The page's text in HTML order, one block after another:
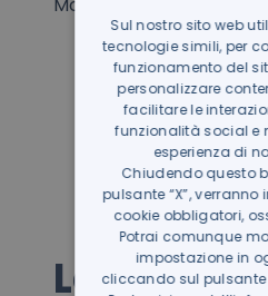
SCOPRI
Leggi i
Sul nostro sito web
tecnologie simili, per
funzionamento del
personalizzare
facilitare le
funzionalità social e
esperienza di
Chiudendo questo
pulsante “X”,
cookie obbligatori,
Potrai comunque
impostazione in
cliccando sul